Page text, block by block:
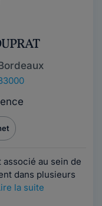
associé au sein de
dans plusieurs
la suite